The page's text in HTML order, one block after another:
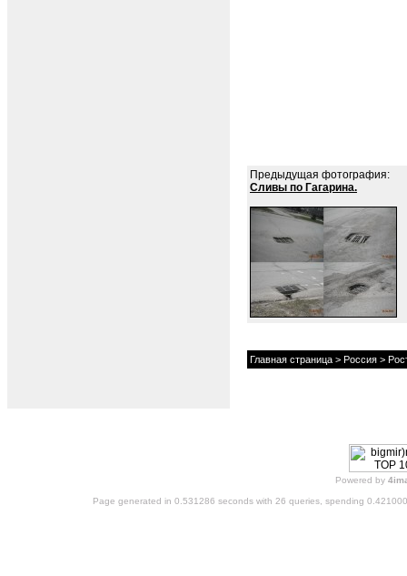
Предыдущая фотография:
Сливы по Гагарина.
Главная страница > Россия >
Powered by
Page generated in 0.531286 seconds with 26 queries, spending